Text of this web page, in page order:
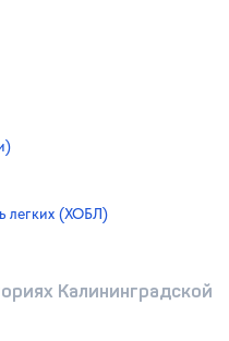
легких (ХОБЛ)
Калининградской